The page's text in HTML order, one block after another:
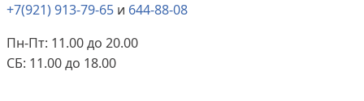
+7(921) 913-79-65 и 644-88-08
Пн-Пт: 11.00 до 20.00
СБ: 11.00 до 18.00